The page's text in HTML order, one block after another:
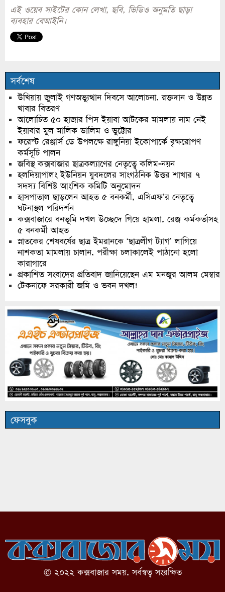
এই ওয়েব সাইটের কোন লেখা, ছবি, ভিডিও অনুমতি ছাড়া
ব্যবহার বেআইনি।
সর্বশেষ
উখিয়ায় জুলাই গণঅভ্যুত্থান দিবসে আলোচনা, রক্তদান ও উন্নত
খাবার বিতরণ
আলোচিত ৫০ হাজার পিস ইয়াবা আটকের মামলায় নাম নেই
ইয়াবার মুল মালিক ডালিম ও ভুট্টোর
ফরেস্ট রেঞ্জার্স ডে উপলক্ষে রাঙ্গুনিয়া ইকোপার্কে বৃক্ষরোপণ
কর্মসূচি পালন
জবিস্থ কক্সবাজার ছাত্রকল্যাণের নেতৃত্বে কলিম-নয়ন
হলদিয়াপালং ইউনিয়ন যুবদলের সাংগঠনিক উত্তর শাখার ৭
সদস্য বিশিষ্ট আংশিক কমিটি অনুমোদন
হাসপাতাল ছাড়লেন আহত ৫ বনকর্মী, এসিএফ’র নেতৃত্বে
ঘটনাস্থল পরিদর্শন
কক্সবাজারে বনভূমি দখল উচ্ছেদে গিয়ে হামলা, রেঞ্জ কর্মকর্তাসহ
৫ বনকর্মী আহত
স্নাতকের শেষবর্ষের ছাত্র ইমরানকে ‘ছাত্রলীগ ট্যাগ’ লাগিয়ে
নাশকতা মামলায় চালান, পরীক্ষা চলাকালেই পাঠানো হলো
কারাগারে
প্রকাশিত সংবাদের প্রতিবাদ জানিয়েছেন এম মনজুর আলম মেম্বার
টেকনাফে সরকারী জমি ও ভবন দখল!
ফেসবুক
© ২০২২ কক্সবাজার সময়, সর্বস্বত্ব সংরক্ষিত